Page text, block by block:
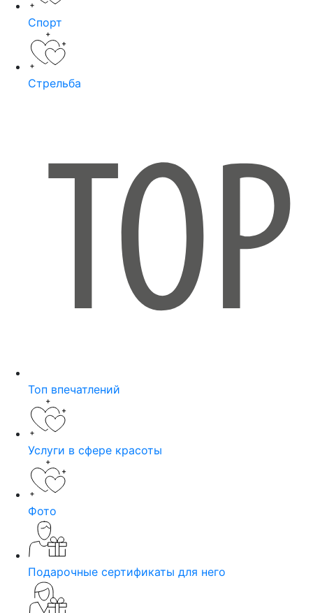
Спорт
Стрельба
Топ впечатлений
Услуги в сфере красоты
Фото
Подарочные сертификаты для него